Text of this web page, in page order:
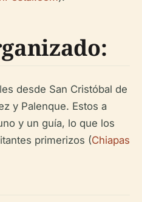
desde San Cristóbal de
y Palenque. Estos a
y un guía, lo que los
primerizos (Chiapas